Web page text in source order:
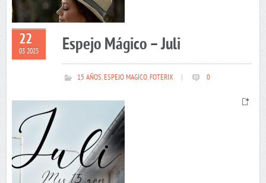
22
03 2025 Espejo Mágico – Juli
15 AÑOS,ESPEJO MAGICO,FOTERIX 0